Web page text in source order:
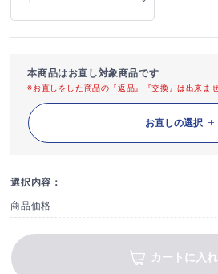
本商品はお直し対象商品です
※お直しをした商品の『返品』『交換』は出来ませ
お直しの選択
選択内容：
商品価格
カートに入